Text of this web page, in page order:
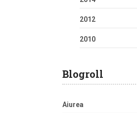
2012
2010
Blogroll
Aiurea